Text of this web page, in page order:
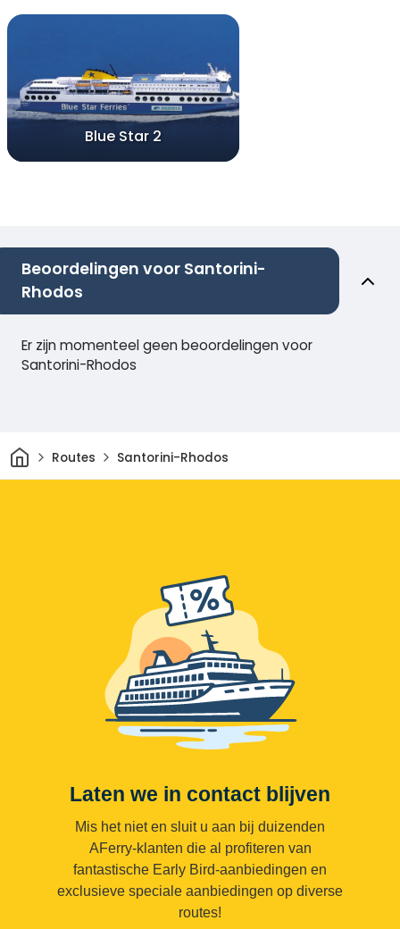
Blue Star 2
Beoordelingen voor Santorini-
Rhodos
Er zijn momenteel geen beoordelingen voor
Santorini-Rhodos
ThuisRoutes Santorini-Rhodos
Laten we in contact blijven
Mis het niet en sluit u aan bij duizenden
AFerry-klanten die al profiteren van
fantastische Early Bird-aanbiedingen en
exclusieve speciale aanbiedingen op diverse
routes!